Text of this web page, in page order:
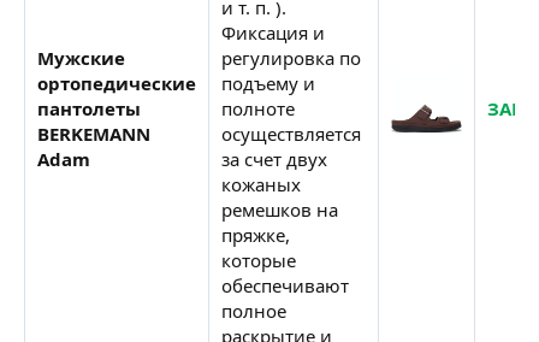
Мужские
ортопедические
пантолеты
BERKEMANN
Adam
и т. п. ).
Фиксация и
регулировка по
подъему и
полноте
осуществляется
за счет двух
кожаных
ремешков на
пряжке,
которые
обеспечивают
полное
раскрытие и